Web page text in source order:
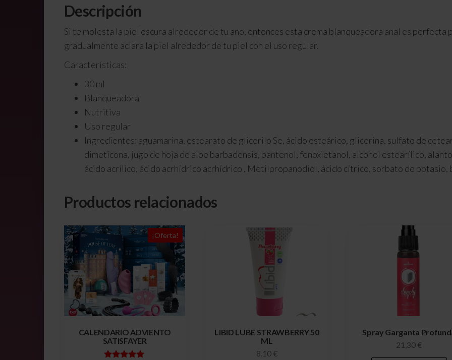
Descripción
Si te molesta la piel oscura alrededor de tu ano, entonces esta crema blanqueadora anal es perfecta
gradualmente aclara la piel alrededor de tu piel con el uso regular.
Características:
30 ml
Blanqueadora
Nutritiva
Uso regular
Ingredientes: aguamarina, estearato de glicerilo Se, ácido esteárico, glicerina, sulfato de
dimeticona, jugo de hoja de aloe barbadensis, pantenol, fenoxietanol, alcohol estearílico,
ácido acrílico, ácido acrhídrico acrhídrico , Metilpropanodiol, ácido cítrico, sorbato de potasio,
Productos relacionados
¡Oferta!
CALENDARIO ADVIENTO
SATISFAYER
LIBID LUBE STRAWBERRY 50
ML
8,10 €
Spray Garganta
21,30 €